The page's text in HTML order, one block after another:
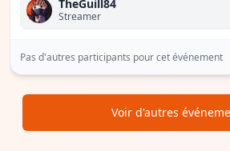
TheGuill84
Streamer
Pas d'autres participants pour cet événement
Voir d'autres